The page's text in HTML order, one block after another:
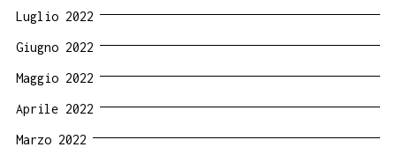
Luglio 2022
Giugno 2022
Maggio 2022
Aprile 2022
Marzo 2022